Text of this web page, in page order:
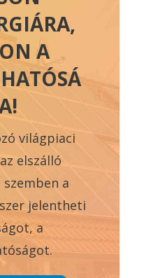
A
világpiaci
elszálló
a
jelentheti
a